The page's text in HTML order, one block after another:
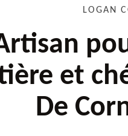
LOGAN
et
De